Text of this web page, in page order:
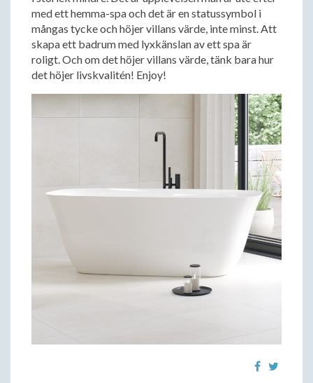
med ett hemma-spa och det är en statussymbol i
mångas tycke och höjer villans värde, inte minst. Att
skapa ett badrum med lyxkänslan av ett spa är
roligt. Och om det höjer villans värde, tänk bara hur
det höjer livskvalitén! Enjoy!